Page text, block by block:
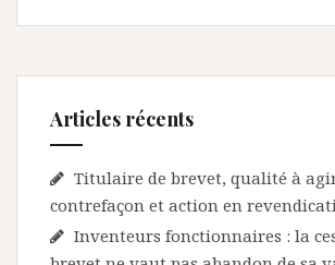
Articles récents
Titulaire de brevet, qualité à
contrefaçon et action en
Inventeurs fonctionnaires : la